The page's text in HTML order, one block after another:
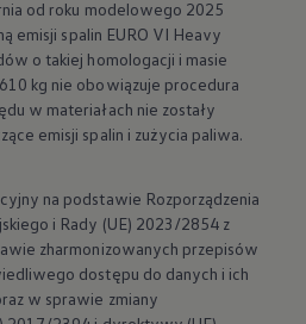
kg nie obowiązuje procedura
w materiałach nie zostały
emisji spalin i zużycia paliwa.
na podstawie Rozporządzenia
dostępu do danych i ich
w sprawie zmiany
2017/2394 i dyrektywy (UE)
danych) dostępne są na